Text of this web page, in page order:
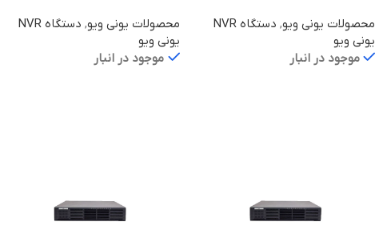
محصولات یونی ویو,
دستگاه NVR
یونی ویو
موجود در انبار
محصولات یونی ویو,
دستگاه NVR
یونی ویو
موجود در انبار